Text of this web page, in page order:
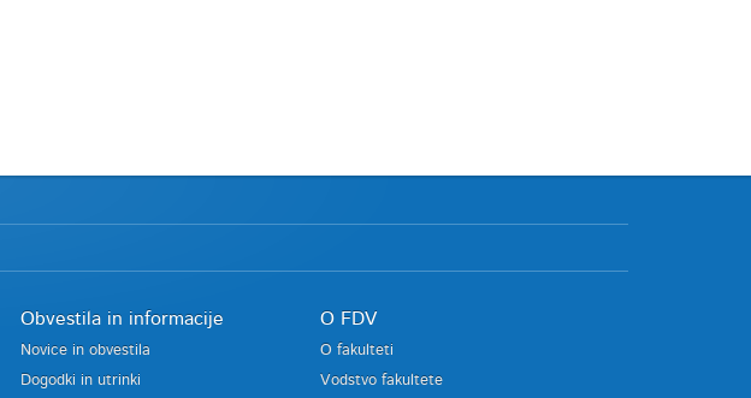
Obvestila in informacije
Novice in obvestila
Dogodki in utrinki
O FDV
O fakulteti
Vodstvo fakultete